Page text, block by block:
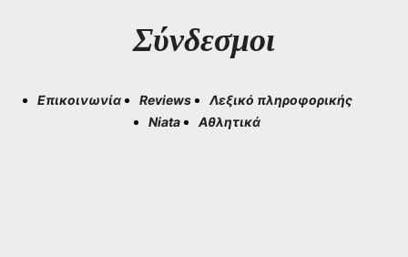
Σύνδεσμοι
Επικοινωνία Reviews
Λεξικό πληροφορικής
Niata
Αθλητικά